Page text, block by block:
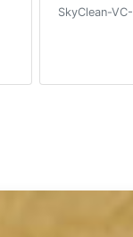
SkyClean-